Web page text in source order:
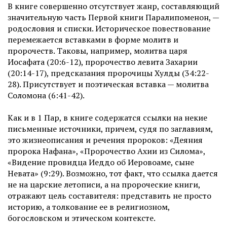
В книге совершенно отсутствует жанр, составляющий
значительную часть Первой книги Паралипоменон, —
родословия и списки. Историческое повествование
перемежается вставками в форме молитв и
пророчеств. Таковы, например, молитва царя
Иосафата (20:6-12), пророчество левита Захарии
(20:14-17), предсказания пророчицы Хулды (34:22-
28). Присутствует и поэтическая вставка — молитва
Соломона (6:41-42).
Как и в 1 Пар, в книге содержатся ссылки на некие
письменные источники, причем, судя по заглавиям,
это жизнеописания и речения пророков: «Деяния
пророка Нафана», «Пророчество Ахии из Силома»,
«Видение провидца Иеддо об Иеровоаме, сыне
Невата» (9:29). Возможно, тот факт, что ссылка дается
не на царские летописи, а на пророческие книги,
отражают цель составителя: представить не просто
историю, а толкование ее в религиозном,
богословском и этическом контексте.